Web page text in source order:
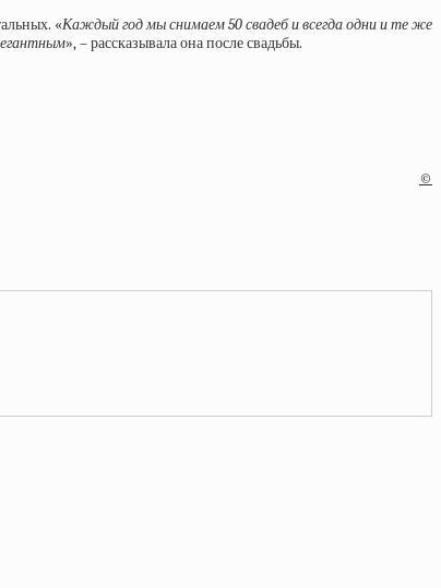
«Каждый год мы снимаем 50 свадеб и всегда одни и те же
», – рассказывала она после свадьбы.
©